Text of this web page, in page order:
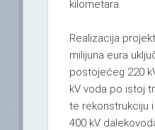
kilometara.
Realizacija
milijuna eura
postojećeg 220
kV voda po istoj
te rekonstrukciju
400 kV